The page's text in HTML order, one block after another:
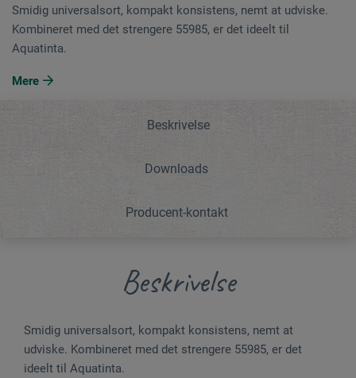
Smidig universalsort, kompakt konsistens, nemt at udviske.
Kombineret med det strengere 55985, er det ideelt til
Aquatinta.
Mere
Beskrivelse
Downloads
Producent-kontakt
Beskrivelse
Smidig universalsort, kompakt konsistens, nemt at
udviske. Kombineret med det strengere 55985, er det
ideelt til Aquatinta.